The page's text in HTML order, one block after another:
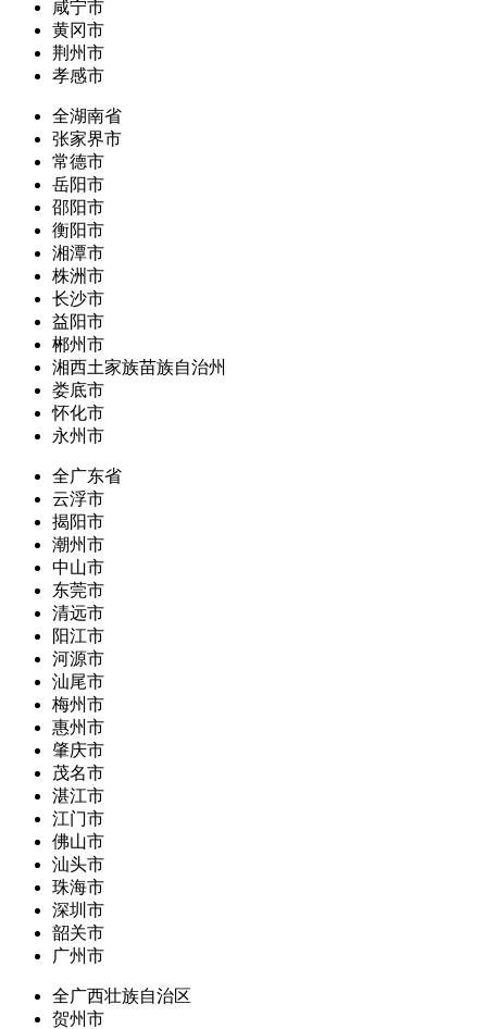
咸宁市
黄冈市
荆州市
孝感市
全湖南省
张家界市
常德市
岳阳市
邵阳市
衡阳市
湘潭市
株洲市
长沙市
益阳市
郴州市
湘西土家族苗族自治州
娄底市
怀化市
永州市
全广东省
云浮市
揭阳市
潮州市
中山市
东莞市
清远市
阳江市
河源市
汕尾市
梅州市
惠州市
肇庆市
茂名市
湛江市
江门市
佛山市
汕头市
珠海市
深圳市
韶关市
广州市
全广西壮族自治区
贺州市